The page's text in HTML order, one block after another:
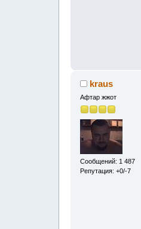
kraus
Афтар жжот
Сообщений: 1 487
Репутация: +0/-7